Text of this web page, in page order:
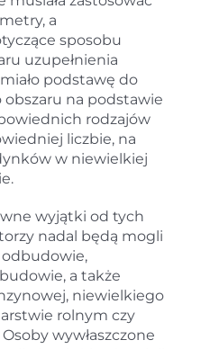
a
sposobu
uzupełnienia
podstawę do
na podstawie
rodzajów
liczbie, na
w niewielkiej
wyjątki od tych
nadal będą mogli
odbudowie,
a także
niewielkiego
rolnym czy
wywłaszczone